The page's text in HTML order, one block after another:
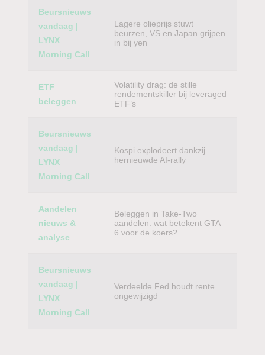
Beursnieuws
vandaag |
LYNX
Morning Call
Lagere olieprijs stuwt
beurzen, VS en Japan grijpen
in bij yen
ETF
beleggen
Volatility drag: de stille
rendementskiller bij leveraged
ETF’s
Beursnieuws
vandaag |
LYNX
Morning Call
Kospi explodeert dankzij
hernieuwde AI-rally
Aandelen
nieuws &
analyse
Beleggen in Take-Two
aandelen: wat betekent GTA
6 voor de koers?
Beursnieuws
vandaag |
LYNX
Morning Call
Verdeelde Fed houdt rente
ongewijzigd